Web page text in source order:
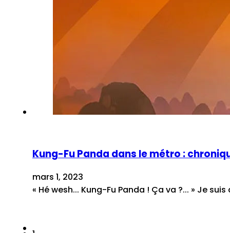
Kung-Fu Panda dans le métro :
mars 1, 2023
« Hé wesh... Kung-Fu Panda ! Ça va ?... » Je